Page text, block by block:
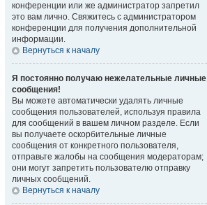
конференции или же администратор запретил
это вам лично. Свяжитесь с администратором
конференции для получения дополнительной
информации.
Вернуться к началу
Я постоянно получаю нежелательные личные
сообщения!
Вы можете автоматически удалять личные
сообщения пользователей, используя правила
для сообщений в вашем личном разделе. Если
вы получаете оскорбительные личные
сообщения от конкретного пользователя,
отправьте жалобы на сообщения модераторам;
они могут запретить пользователю отправку
личных сообщений.
Вернуться к началу